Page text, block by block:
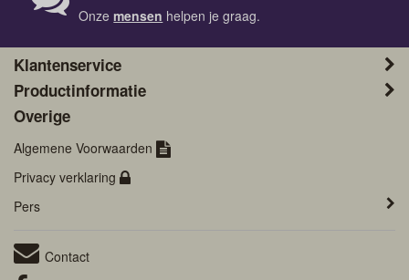
Onzemensen helpen je graag.
Klantenservice
Productinformatie
Overige
Algemene Voorwaarden
Privacy verklaring
Pers
Contact